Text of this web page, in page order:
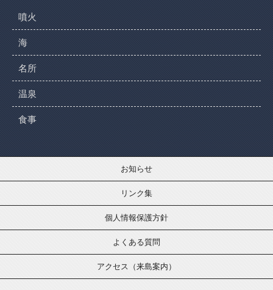
噴火
海
名所
温泉
食事
お知らせ
リンク集
個人情報保護方針
よくある質問
アクセス（来島案内）